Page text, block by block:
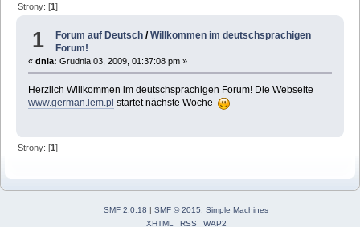
Strony: [1]
1 Forum auf Deutsch /Willkommen im deutschsprachigen
Forum!
« dnia: Grudnia 03, 2009, 01:37:08 pm »
Herzlich Willkommen im deutschsprachigen Forum! Die Webseite
www.german.lem.pl startet nächste Woche
Strony: [1]
SMF 2.0.18 | SMF © 2015
Simple Machines
XHTML
RSS WAP2